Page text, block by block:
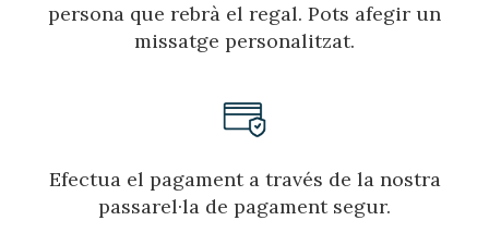
persona que rebrà el regal. Pots afegir un
missatge personalitzat.
Efectua el pagament a través de la nostra
passarel·la de pagament segur.